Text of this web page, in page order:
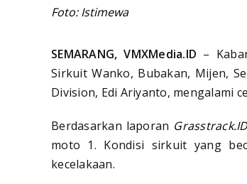
Foto: Istimewa
SEMARANG, VMXMedia.ID –
Sirkuit Wanko, Bubakan, Mijen,
Division, Edi Ariyanto, mengalami
Berdasarkan laporan
moto 1. Kondisi sirkuit yang
kecelakaan.